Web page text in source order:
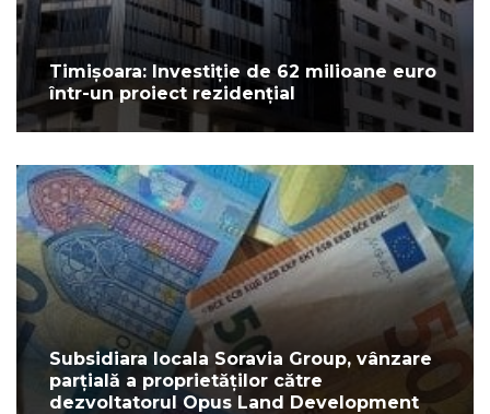
Timișoara: Investiție de 62 milioane euro
într-un proiect rezidențial
Subsidiara locala Soravia Group, vânzare
parțială a proprietăților către
dezvoltatorul Opus Land Development